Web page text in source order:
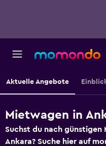
Aktuelle Angebote
Mietwagen in
Suchst du nach
Ankara? Suche hier auf